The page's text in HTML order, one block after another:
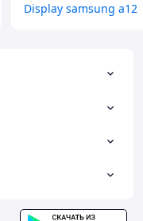
Display samsung a12